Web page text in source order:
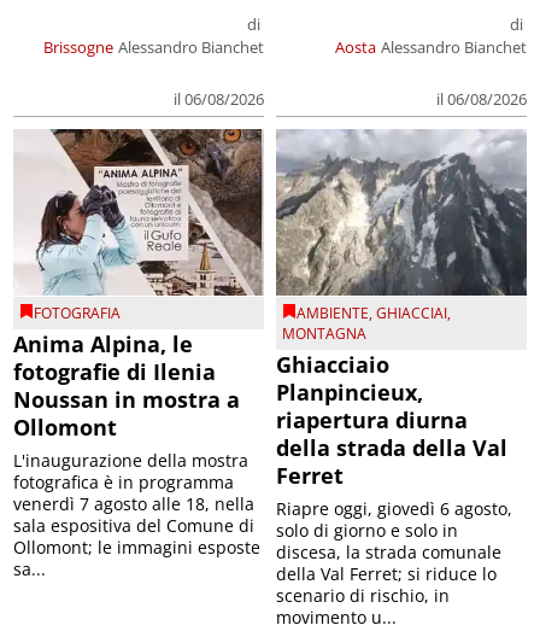
Brissogne
di
Alessandro Bianchet
il 06/08/2026
Aosta
di
Alessandro Bianchet
il 06/08/2026
FOTOGRAFIA
Anima Alpina, le
fotografie di Ilenia
Noussan in mostra a
Ollomont
L'inaugurazione della mostra
fotografica è in programma
venerdì 7 agosto alle 18, nella
sala espositiva del Comune di
Ollomont; le immagini esposte
sa...
AMBIENTE,GHIACCIAI,
MONTAGNA
Ghiacciaio
Planpincieux,
riapertura diurna
della strada della Val
Ferret
Riapre oggi, giovedì 6 agosto,
solo di giorno e solo in
discesa, la strada comunale
della Val Ferret; si riduce lo
scenario di rischio, in
movimento u...